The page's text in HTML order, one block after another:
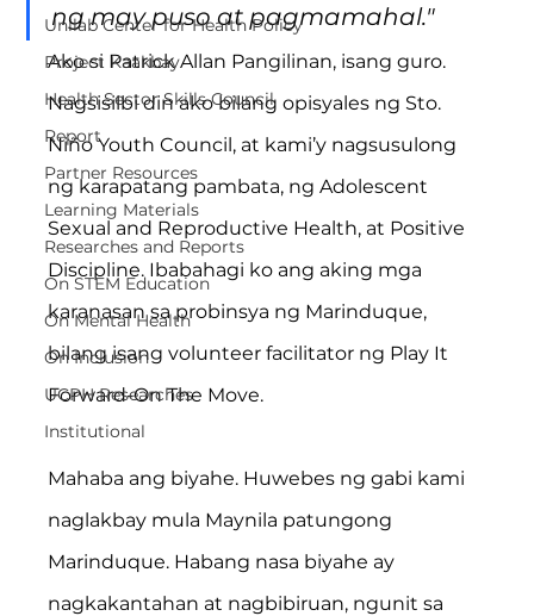
Unilab Center for Health Policy
Project Kaakbay
Health Sector Skills Council
Report
Partner Resources
Learning Materials
Researches and Reports
On STEM Education
On Mental Health
On Inclusion
UCPH Researches
Institutional
ng may puso at pagmamahal."
Ako si Patrick Allan Pangilinan, isang guro.
Nagsisilbi din ako bilang opisyales ng Sto.
Niño Youth Council, at kami’y nagsusulong
ng karapatang pambata, ng Adolescent
Sexual and Reproductive Health, at Positive
Discipline. Ibabahagi ko ang aking mga
karanasan sa probinsya ng Marinduque,
bilang isang volunteer facilitator ng Play It
Forward-On The Move.
Mahaba ang biyahe. Huwebes ng gabi kami
naglakbay mula Maynila patungong
Marinduque. Habang nasa biyahe ay
nagkakantahan at nagbibiruan, ngunit sa